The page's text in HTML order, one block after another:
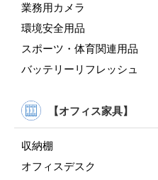
業務用カメラ
環境安全用品
スポーツ・体育関連用品
バッテリーリフレッシュ
【オフィス家具】
収納棚
オフィスデスク